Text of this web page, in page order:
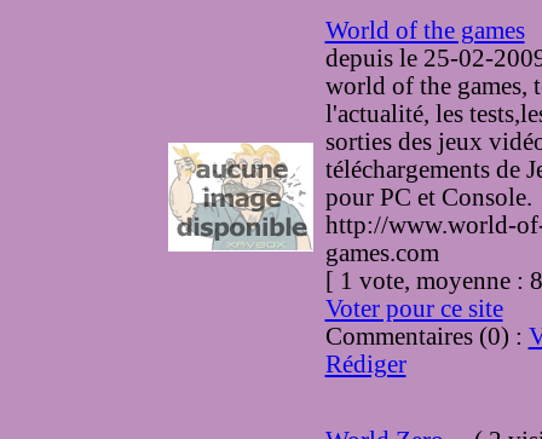
World of the games
depuis le 25-02-
world of the games,
l'actualité, les
sorties des jeux
téléchargements de
pour PC et Console.
http://www.world-
games.com
[ 1 vote, moyenne
Voter pour ce site
Commentaires (0) :
Rédiger